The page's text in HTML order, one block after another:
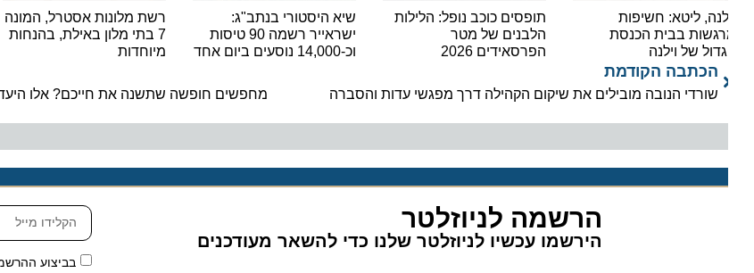
ליטא: חשיפות
בבית הכנסת
של וילנה
תופסים כוכב נופל: הלילות
הלבנים של מטר
הפרסאידים 2026
שיא היסטורי בנתב"ג:
ישראייר רשמה 90 טיסות
רשת מלונות אסטרל, המונה
7 בתי מלון באילת, בהנחות
מיוחדות
הכתבה הקודמת
שורדי הנובה מובילים את שיקום הקהילה דרך מפגשי עדות והסברה מחפשים חופשה שתשנה את חייכם? אלו
הרשמה לניוזלטר
הירשמו עכשיו לניוזלטר שלנו כדי להשאר מעודכנים
בביצוע ההרשמה